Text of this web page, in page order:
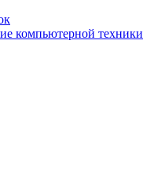
компьютерной техники